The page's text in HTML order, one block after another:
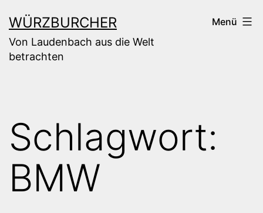
Inhalt
springen
WÜRZBURCHER
Von Laudenbach aus die Welt
betrachten
Menü
Schlagwort:
BMW